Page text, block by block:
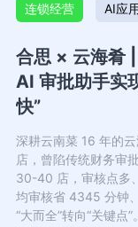
连锁经营 AI应
合思 × 云海肴
AI 审批助手实
快”
深耕云南菜 16 年的
店，曾陷传统财务审
30-40 店，审核点多
均审核省 4345 分钟
“大而全”转向“关键点